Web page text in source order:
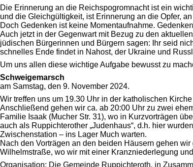
Die Erinnerung an die Reichspogromnacht ist ein
und die Gleichgültigkeit, ist Erinnerung an die Opfer,
Doch Gedenken ist keine Momentaufnahme.
Auch jetzt in der Gegenwart mit Bezug zu den
jüdischen Bürgerinnen und Bürgern sagen: Ihr seid
schnelles Ende findet in Nahost, der Ukraine und
Um uns allen diese wichtige Aufgabe bewusst zu
Schweigemarsch
am Samstag, den 9. November 2024.
Wir treffen uns um 19.30 Uhr in der katholischen
Anschließend gehen wir ca. ab 20:00 Uhr zu zwei
Familie Isaak (Mucher Str. 31), wo in Kurzvorträgen
auch als Ruppichterother „Judenhaus“, d.h. hier
Zwischenstation – ins Lager Much warten.
Nach den Vorträgen an den beiden Häusern gehen
Wilhelmstraße, wo wir mit einer Kranzniederlegung
Organisation: Die Gemeinde Ruppichteroth, in